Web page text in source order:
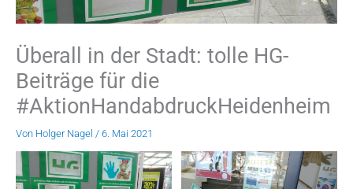
Überall in der Stadt: tolle HG-
Beiträge für die
#AktionHandabdruckHeidenheim
Von Holger Nagel / 6. Mai 2021